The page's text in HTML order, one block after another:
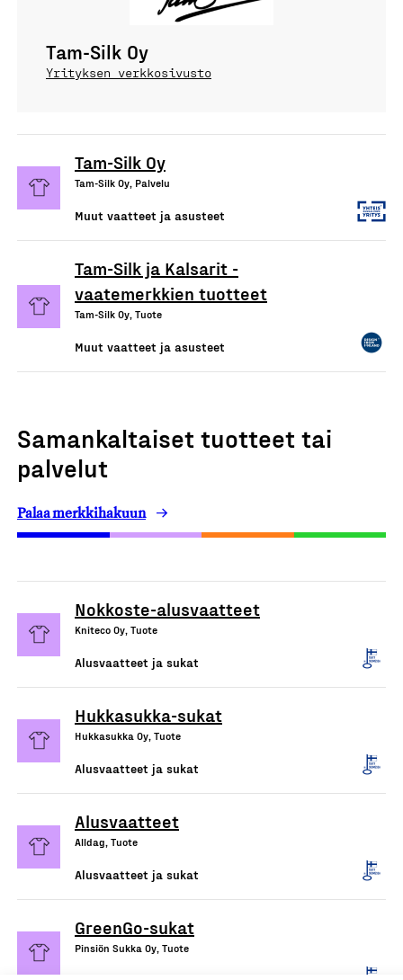
Tam-Silk Oy
Yrityksen verkkosivusto
Tam-Silk Oy
Tam-Silk Oy, Palvelu
Muut vaatteet ja asusteet
Tam-Silk ja Kalsarit -
vaatemerkkien tuotteet
Tam-Silk Oy, Tuote
Muut vaatteet ja asusteet
Samankaltaiset tuotteet tai
palvelut
Palaa merkkihakuun
Nokkoste-alusvaatteet
Kniteco Oy, Tuote
Alusvaatteet ja sukat
Hukkasukka-sukat
Hukkasukka Oy, Tuote
Alusvaatteet ja sukat
Alusvaatteet
Alldag, Tuote
Alusvaatteet ja sukat
GreenGo-sukat
Pinsiön Sukka Oy, Tuote